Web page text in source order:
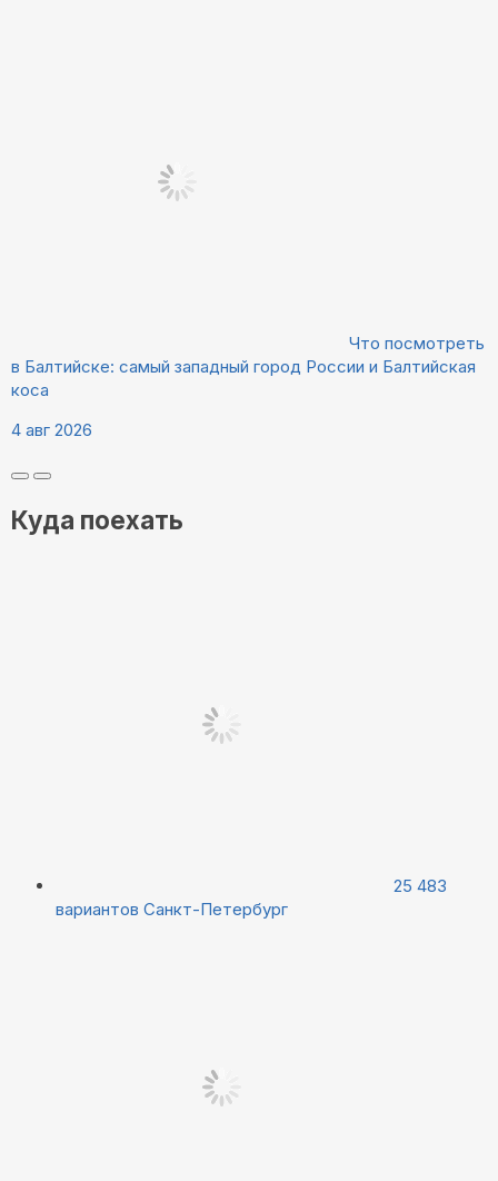
Что посмотреть
в Балтийске: самый западный город России и Балтийская
коса
4 авг 2026
Куда поехать
25 483
вариантов Санкт-Петербург